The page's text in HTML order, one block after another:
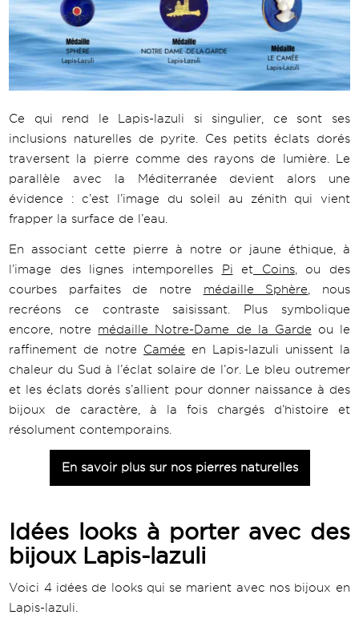
Ce qui rend le Lapis-lazuli si singulier, ce sont ses
inclusions naturelles de pyrite. Ces petits éclats dorés
traversent la pierre comme des rayons de lumière. Le
parallèle avec la Méditerranée devient alors une
évidence : c’est l’image du soleil au zénith qui vient
frapper la surface de l’eau.
En associant cette pierre à notre or jaune éthique, à
l’image des lignes intemporelles Pi et Coins, ou des
courbes parfaites de notre médaille Sphère , nous
recréons ce contraste saisissant. Plus symbolique
encore, notre médaille Notre-Dame de la Garde ou le
raffinement de notre Camée en Lapis-lazuli unissent la
chaleur du Sud à l’éclat solaire de l’or. Le bleu outremer
et les éclats dorés s’allient pour donner naissance à des
bijoux de caractère, à la fois chargés d’histoire et
résolument contemporains.
En savoir plus sur nos pierres naturelles
Idées looks à porter avec des
bijoux Lapis-lazuli
Voici 4 idées de looks qui se marient avec nos bijoux en
Lapis-lazuli.